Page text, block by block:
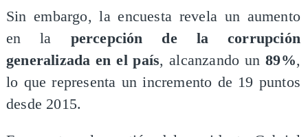
​Sin embargo, la encuesta revela un aumento
en la percepción de la corrupción
generalizada en el país, alcanzando un89%,
lo que representa un incremento de 19 puntos
desde 2015.